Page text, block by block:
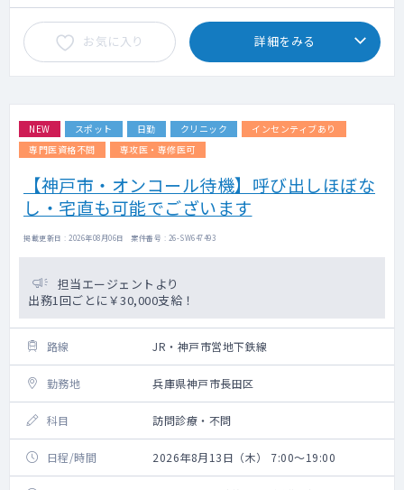
お気に入り 詳細をみる
NEW スポット 日勤 クリニック
インセンティブあり
専門医資格不問
専攻医・専修医可
【神戸市・オンコール待機】呼び出しほぼな
し・宅直も可能でございます
掲載更新日 : 2026年08月06日 案件番号 : 26-SW647493
担当エージェントより
出務1回ごとに￥30,000支給！
路線 JR・神戸市営地下鉄線
勤務地 兵庫県神戸市長田区
科目 訪問診療・不問
日程/時間 2026年8月13日（木） 7:00～19:00